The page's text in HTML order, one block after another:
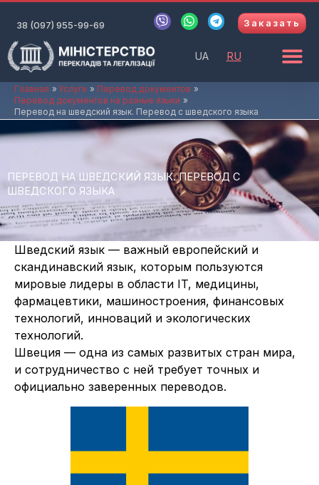
содержимому
38 (097) 955-99-69
V
i
W
h
a
p
T
e
r
Заказать
UA RU
Главная Услуги
Перевод документов
Перевод документов на разные языки
Перевод на шведский язык. Перевод с шведского языка
ПЕРЕВОД НА ШВЕДСКИЙ ЯЗЫК. ПЕРЕВОД С
ШВЕДСКОГО ЯЗЫКА
Шведский язык — важный европейский и
скандинавский язык, которым пользуются
мировые лидеры в области IT, медицины,
фармацевтики, машиностроения, финансовых
технологий, инноваций и экологических
технологий.
Швеция — одна из самых развитых стран мира,
и сотрудничество с ней требует точных и
официально заверенных переводов.